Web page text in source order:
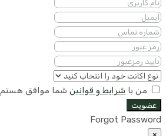
من با شرایط و قوانین شما موافق هستم
عضویت
Forgot Password